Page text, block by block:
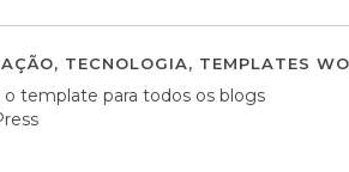
, TECNOLOGIA, TEMPLATES
o template para todos os blogs